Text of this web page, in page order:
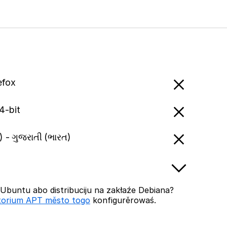
bit
- ગુજરાતી (ભારત)
abo distribuciju na zakłaźe Debiana?
APT město togo konfigurěrowaś.